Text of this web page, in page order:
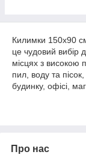
Килимки 150х90
це чудовий вибір
місцях з високою
пил, воду та
будинку, офісі,
фіксуються на
150х90 см
біля входу або в
Про нас